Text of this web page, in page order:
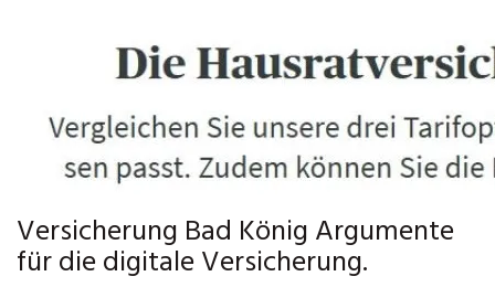
Versicherung Bad König Argumente
für die digitale Versicherung.